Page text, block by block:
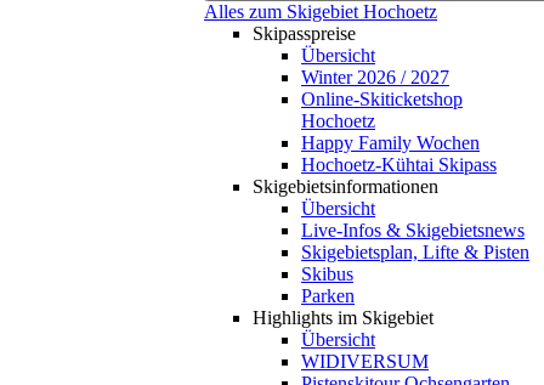
Alles zum Skigebiet Hochoetz
Skipasspreise
Übersicht
Winter 2026 / 2027
Online-Skiticketshop
Hochoetz
Happy Family Wochen
Hochoetz-Kühtai Skipass
Skigebietsinformationen
Übersicht
Live-Infos & Skigebietsnews
Skigebietsplan, Lifte & Pisten
Skibus
Parken
Highlights im Skigebiet
Übersicht
WIDIVERSUM